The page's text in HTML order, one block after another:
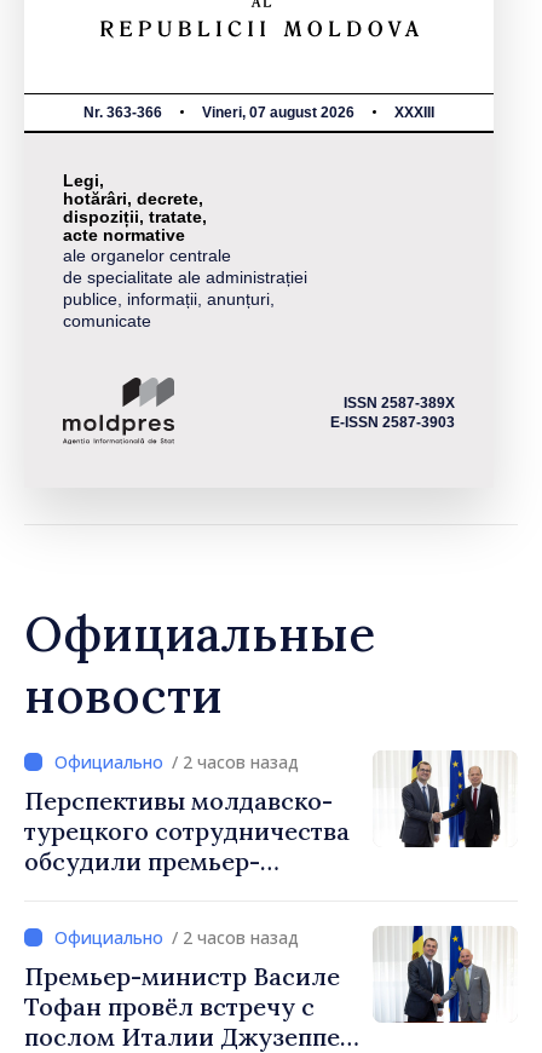
Nr. 363-366 Vineri, 07 august 2026 XXXIII
Legi,
hotărâri, decrete,
dispoziții, tratate,
acte normative
ale organelor centrale
de specialitate ale administrației
publice, informații, anunțuri,
comunicate
ISSN 2587-389X
E-ISSN 2587-3903
Официальные
новости
/ 2 часов назад
Перспективы молдавско-
турецкого сотрудничества
обсудили премьер-
посол Турции Уйгар
Мустафа Сертел/ 2 часов назад
Премьер-министр Василе
Тофан провёл встречу с
послом Италии Джузеппе